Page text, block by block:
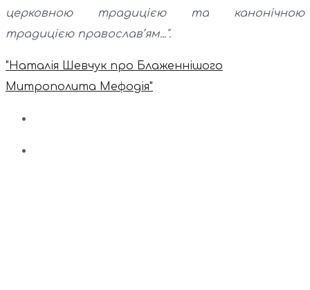
церковною традицією та канонічною
традицією православ’ям...".
"Наталія Шевчук про Блаженнішого
Митрополита Мефодія"